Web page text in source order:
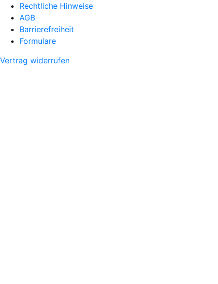
Rechtliche Hinweise
AGB
Barrierefreiheit
Formulare
Vertrag widerrufen